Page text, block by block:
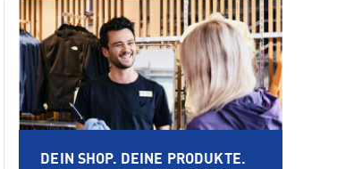
DEIN SHOP. DEINE PRODUKTE.